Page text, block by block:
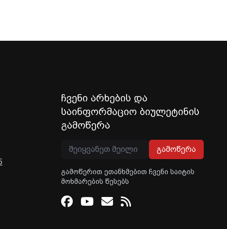
ჩვენი არხების და
საინფორმაციო ბიულეტინის
გამოწერა
გამოწერა
გამოწერით ეთანხმებით ჩვენი საიტის
მოხმარების წესებს
Facebook
Youtube
Email
RSS